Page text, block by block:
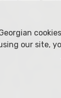
our site,